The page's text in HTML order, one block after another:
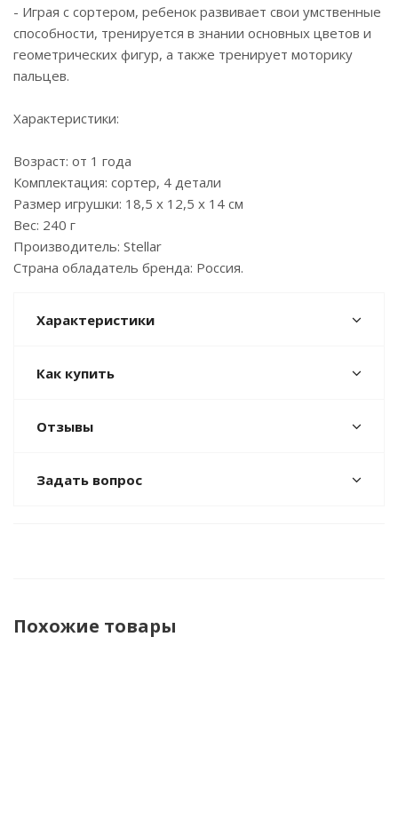
- Играя с сортером, ребенок развивает свои умственные
способности, тренируется в знании основных цветов и
геометрических фигур, а также тренирует моторику
пальцев.
Характеристики:
Возраст: от 1 года
Комплектация: сортер, 4 детали
Размер игрушки: 18,5 х 12,5 х 14 см
Вес: 240 г
Производитель: Stellar
Страна обладатель бренда: Россия.
Характеристики
Как купить
Отзывы
Задать вопрос
Похожие товары